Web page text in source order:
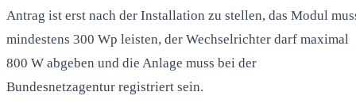
Antrag ist erst nach der Installation zu stellen, das Modul
mindestens 300 Wp leisten, der Wechselrichter darf maximal
800 W abgeben und die Anlage muss bei der
Bundesnetzagentur registriert sein.